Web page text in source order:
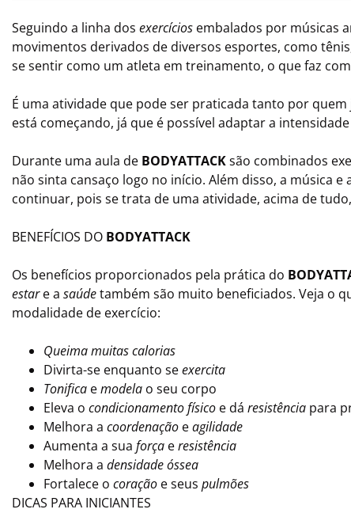
Seguindo a linha dos exercícios embalados por músicas
movimentos derivados de diversos esportes, como
se sentir como um atleta em treinamento, o que faz
É uma atividade que pode ser praticada tanto por
está começando, já que é possível adaptar a
Durante uma aula de BODYATTACKsão combinados
não sinta cansaço logo no início. Além disso, a música
continuar, pois se trata de uma atividade, acima de
BENEFÍCIOS DO BODYATTACK
Os benefícios proporcionados pela prática do
estare a saúdetambém são muito beneficiados. Veja o
modalidade de exercício:
Queima muitas calorias
Divirta-se enquanto seexercita
Tonifica emodela o seu corpo
Eleva o condicionamento físico e dá resistência para
Melhora a coordenação eagilidade
Aumenta a sua força eresistência
Melhora a densidade óssea
Fortalece o coração e seus pulmões
DICAS PARA INICIANTES